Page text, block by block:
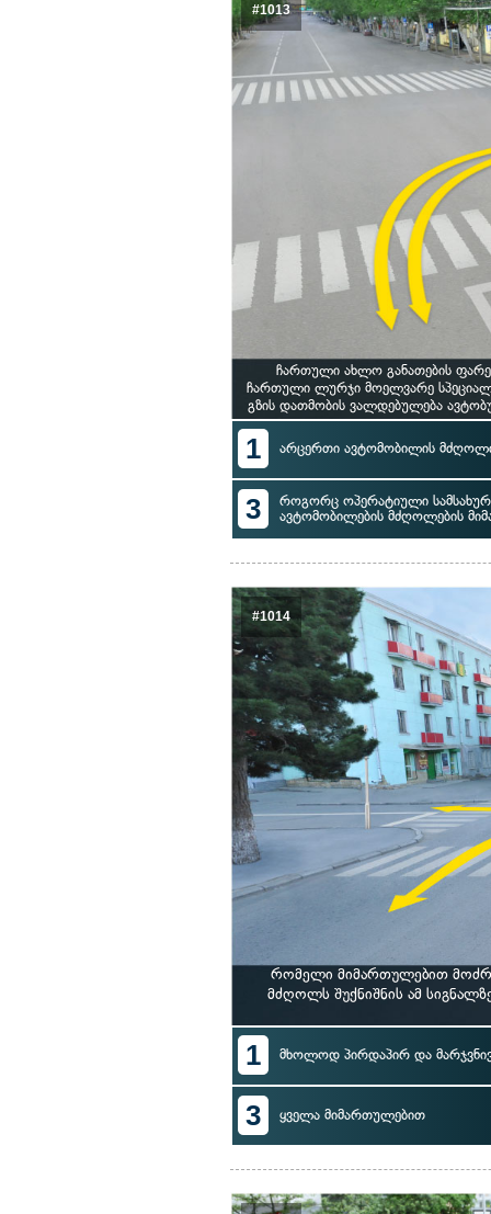
#1013
ჩართული ახლო განათების
ჩართული ლურჯი მოელვარე
გზის დათმობის ვალდებულება
1 არცერთი ავტომობილის
3
როგორც ოპერატიული
ავტომობილების მძღოლების
#1014
რომელი მიმართულებით
მძღოლს შუქნიშნის ამ
1 მხოლოდ პირდაპირ და
3 ყველა მიმართულებით